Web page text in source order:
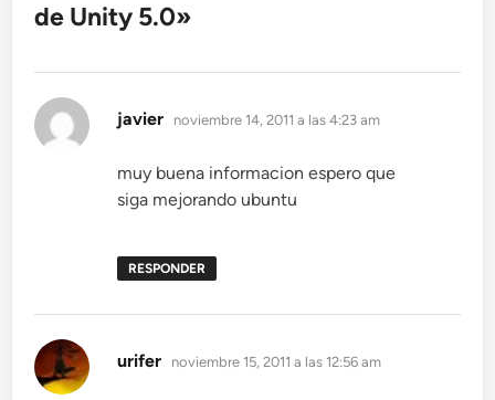
de Unity 5.0»
javier dice:
noviembre 14, 2011 a las 4:23 am
muy buena informacion espero que
siga mejorando ubuntu
RESPONDER
urifer dice:
noviembre 15, 2011 a las 12:56 am